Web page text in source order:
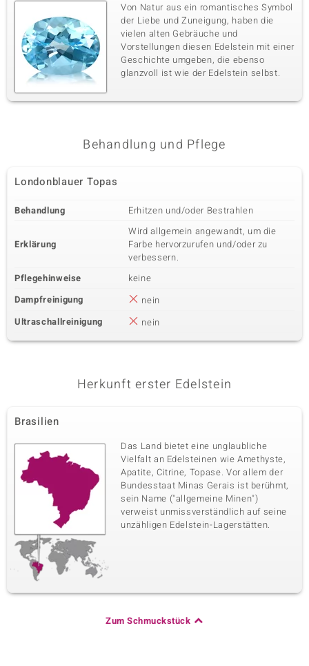
Von Natur aus ein romantisches Symbol
der Liebe und Zuneigung, haben die
vielen alten Gebräuche und
Vorstellungen diesen Edelstein mit einer
Geschichte umgeben, die ebenso
glanzvoll ist wie der Edelstein selbst.
Behandlung und Pflege
Londonblauer Topas
Behandlung Erhitzen und/oder Bestrahlen
Erklärung
Wird allgemein angewandt, um die
Farbe hervorzurufen und/oder zu
verbessern.
Pflegehinweise
keine
Dampfreinigung
nein
Ultraschallreinigung
nein
Herkunft erster Edelstein
Brasilien
Das Land bietet eine unglaubliche
Vielfalt an Edelsteinen wie Amethyste,
Apatite, Citrine, Topase. Vor allem der
Bundesstaat Minas Gerais ist berühmt,
sein Name ("allgemeine Minen")
verweist unmissverständlich auf seine
unzähligen Edelstein-Lagerstätten.
Zum Schmuckstück